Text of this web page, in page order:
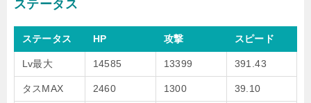
ステータス
ステータス HP 攻撃 スピード
Lv最大 14585 13399 391.43
タスMAX 2460 1300 39.10